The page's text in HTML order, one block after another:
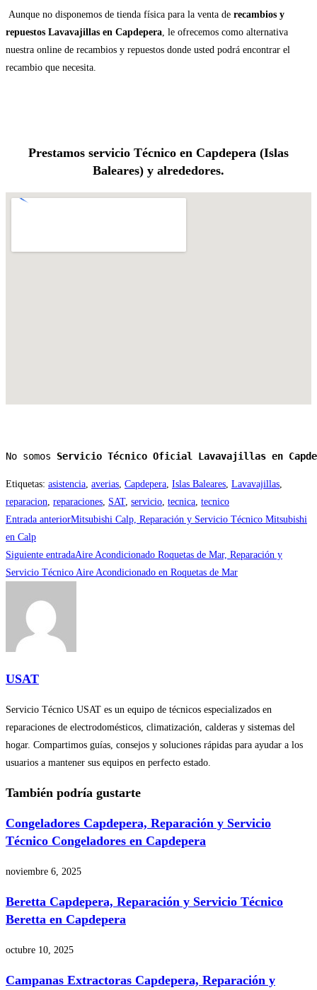
Aunque no disponemos de tienda física para la venta de recambios y
repuestos Lavavajillas en Capdepera, le ofrecemos como alternativa
nuestra online de recambios y repuestos donde usted podrá encontrar el
recambio que necesita.
Prestamos servicio Técnico en Capdepera (Islas
Baleares) y alrededores.
No somos Servicio Técnico Oficial Lavavajillas en
Etiquetas: asistencia, averias, Capdepera, Islas Baleares, Lavavajillas,
reparacion, reparaciones, SAT, servicio, tecnica, tecnico
Leer
más
artículos
Entrada anteriorMitsubishi Calp, Reparación y Servicio Técnico Mitsubishi
en Calp
Siguiente entradaAire Acondicionado Roquetas de Mar, Reparación y
Servicio Técnico Aire Acondicionado en Roquetas de Mar
USAT
Servicio Técnico USAT es un equipo de técnicos especializados en
reparaciones de electrodomésticos, climatización, calderas y sistemas del
hogar. Compartimos guías, consejos y soluciones rápidas para ayudar a los
usuarios a mantener sus equipos en perfecto estado.
También podría gustarte
Congeladores Capdepera, Reparación y Servicio
Técnico Congeladores en Capdepera
noviembre 6, 2025
Beretta Capdepera, Reparación y Servicio Técnico
Beretta en Capdepera
octubre 10, 2025
Campanas Extractoras Capdepera, Reparación y